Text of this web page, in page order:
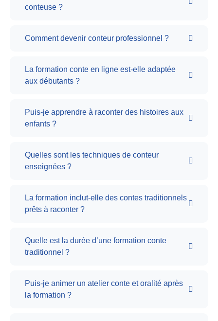
conteuse ?
Comment devenir conteur professionnel ?
La formation conte en ligne est-elle adaptée
aux débutants ?
Puis-je apprendre à raconter des histoires aux
enfants ?
Quelles sont les techniques de conteur
enseignées ?
La formation inclut-elle des contes traditionnels
prêts à raconter ?
Quelle est la durée d’une formation conte
traditionnel ?
Puis-je animer un atelier conte et oralité après
la formation ?